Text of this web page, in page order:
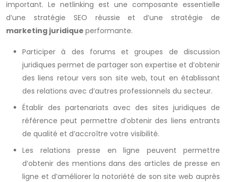
important. Le netlinking est une composante essentielle
d’une stratégie SEO réussie et d’une stratégie de
marketing juridique performante.
Participer à des forums et groupes de discussion
juridiques permet de partager son expertise et d’obtenir
des liens retour vers son site web, tout en établissant
des relations avec d’autres professionnels du secteur.
Établir des partenariats avec des sites juridiques de
référence peut permettre d’obtenir des liens entrants
de qualité et d’accroître votre visibilité.
Les relations presse en ligne peuvent permettre
d’obtenir des mentions dans des articles de presse en
ligne et d’améliorer la notoriété de son site web auprès